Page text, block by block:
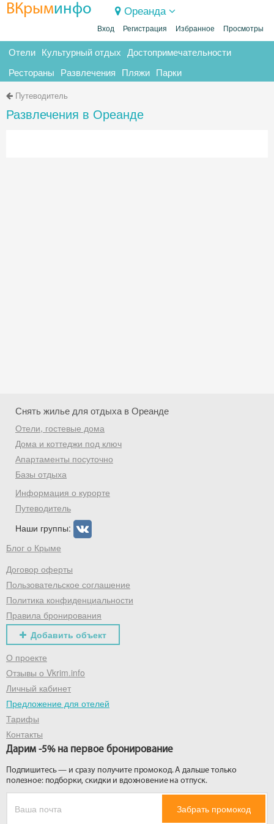
ВКрыминфо Ореанда
Вход Регистрация Избранное Просмотры
Отели Культурный отдых Достопримечательности
Рестораны Развлечения Пляжи Парки
Путеводитель
Развлечения в Ореанде
Снять жилье для отдыха в Ореанде
Отели, гостевые дома
Дома и коттеджи под ключ
Апартаменты посуточно
Базы отдыха
Информация о курорте
Путеводитель
Наши группы:
Блог о Крыме
Договор оферты
Пользовательское соглашение
Политика конфиденциальности
Правила бронирования
Добавить объект
О проекте
Отзывы о Vkrim.info
Личный кабинет
Предложение для отелей
Тарифы
Контакты
Дарим -5% на первое бронирование
Подпишитесь — и сразу получите промокод. А дальше только
полезное: подборки, скидки и вдохновение на отпуск.
Забрать промокод
Скидка −5%
Хочешь дешевле? Оставь почту и получи
промокод на первое бронирование!